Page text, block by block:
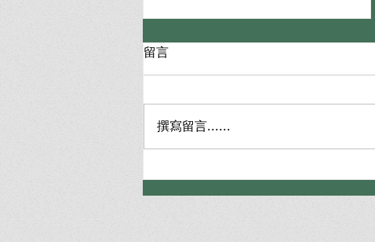
戶與車手辯護，5大脫罪策略
留言
撰寫留言......